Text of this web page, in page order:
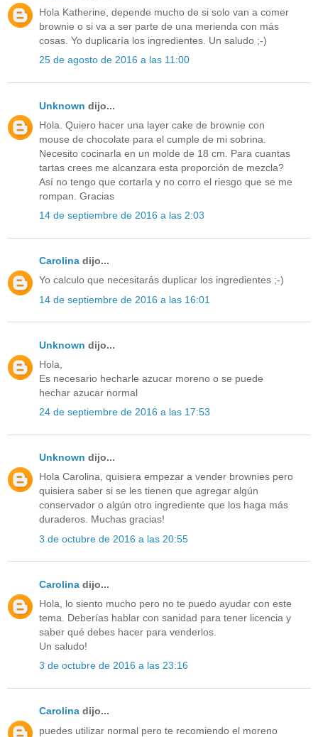
Hola Katherine, depende mucho de si solo van a comer
brownie o si va a ser parte de una merienda con más
cosas. Yo duplicaría los ingredientes. Un saludo ;-)
25 de agosto de 2016 a las 11:00
Unknown dijo...
Hola. Quiero hacer una layer cake de brownie con
mouse de chocolate para el cumple de mi sobrina.
Necesito cocinarla en un molde de 18 cm. Para cuantas
tartas crees me alcanzara esta proporción de mezcla?
Así no tengo que cortarla y no corro el riesgo que se me
rompan. Gracias
14 de septiembre de 2016 a las 2:03
Carolina dijo...
Yo calculo que necesitarás duplicar los ingredientes ;-)
14 de septiembre de 2016 a las 16:01
Unknown dijo...
Hola,
Es necesario hecharle azucar moreno o se puede
hechar azucar normal
24 de septiembre de 2016 a las 17:53
Unknown dijo...
Hola Carolina, quisiera empezar a vender brownies pero
quisiera saber si se les tienen que agregar algún
conservador o algún otro ingrediente que los haga más
duraderos. Muchas gracias!
3 de octubre de 2016 a las 20:55
Carolina dijo...
Hola, lo siento mucho pero no te puedo ayudar con este
tema. Deberías hablar con sanidad para tener licencia y
saber qué debes hacer para venderlos.
Un saludo!
3 de octubre de 2016 a las 23:16
Carolina dijo...
puedes utilizar normal pero te recomiendo el moreno